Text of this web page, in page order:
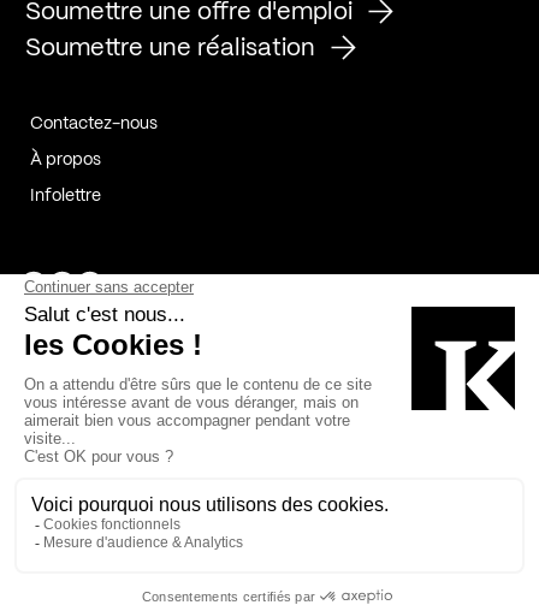
Soumettre une offre d'emploi
Soumettre une réalisation
Contactez-nous
À propos
Infolettre
Page Facebook de Kollectif
Page Instagram de Kollectif
Page Linkedin de Kollectif
Bâtiment-Durable-Québec-1
Esquisses-1
MP-1 v2com-1